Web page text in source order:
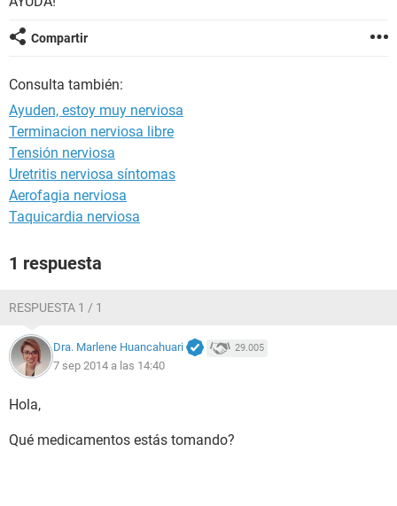
GLOSARIO
Compartir
Consulta también:
Ayuden, estoy muy nerviosa
Terminacion nerviosa libre
Tensión nerviosa
Uretritis nerviosa síntomas
Aerofagia nerviosa
Taquicardia nerviosa
1 respuesta
RESPUESTA 1 / 1
Dra. Marlene Huancahuari 29.005
7 sep 2014 a las 14:40
Hola,
Qué medicamentos estás tomando?